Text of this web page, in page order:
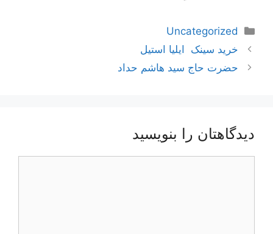
دسته‌ها
Uncategorized
ناوبری
نوشته‌ها
خرید سینک ایلیا استیل
حضرت حاج سید هاشم حداد
دیدگاهتان را بنویسید